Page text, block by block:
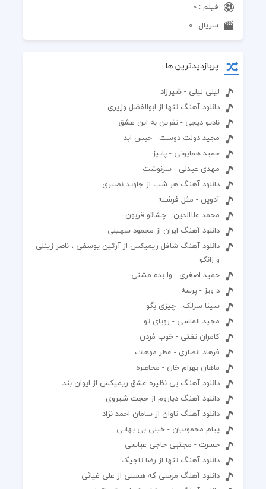
فیلم : 0
سریال : 0
پربازدیدترین ها
لیلی لیلی - شیرزاد
دانلود آهنگ تنها از ابوالفضل وزیری
نادیو دیجی - نفرین به این عشق
مجید دولت دوست - حبس ابد
حمید همایونی - پاییز
مهدی عبدلی - سرنوشت
دانلود آهنگ هر شب از جاوید نصیری
آدوین - مثل فرشته
محمد علاالدین - چشاتو قربون
دانلود آهنگ ایران از محمود سهیلی
دانلود آهنگ شافل ریمیکس از آرتین یوسفی ، ناصر زینلی
و زانکو
حمید اصغری - وا بده مشتی
د ویز - پرسه
سینا سرلک - چیزی بگو
مجید الماسی - رویای تو
کامران تفتی - خوب مُردن
فرهاد انصاری - عطر موهات
ماهان بهرام خان - محاصره
دانلود آهنگ بی نظیره عشق ریمیکس از ایوان بند
دانلود آهنگ دیاروم از حجت شیروی
دانلود آهنگ تاوان از سامان احمد نژاد
پیام محمودیان - خیلی بی بهایی
حسرت - مجتبی حاجی عباسی
دانلود آهنگ تنها از رضا تاجیک
دانلود آهنگ مرسی که هستی از علی غیاثی